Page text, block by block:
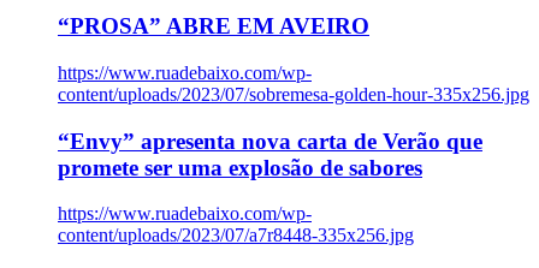
“PROSA” ABRE EM AVEIRO
https://www.ruadebaixo.com/wp-
content/uploads/2023/07/sobremesa-golden-hour-335x256.jpg
“Envy” apresenta nova carta de Verão que
promete ser uma explosão de sabores
https://www.ruadebaixo.com/wp-
content/uploads/2023/07/a7r8448-335x256.jpg